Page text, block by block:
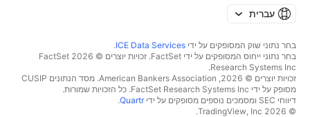
עברית
בחר נתוני שוק המסופקים על ידי ICE Data Services
.
בחר נתוני ייחוס המסופקים על ידי FactSet. זכויות יוצרים © 2026 ‏FactSet
Research Systems Inc.‏
זכויות יוצרים © 2026, ‏American Bankers Association. מסד הנתונים CUSIP
מסופק על ידי FactSet Research Systems Inc. כל הזכויות שמורות.
דיווחי SEC ומסמכים נוספים מסופקים על ידי
Quartr
.
© 2026 ‏TradingView, Inc.‏